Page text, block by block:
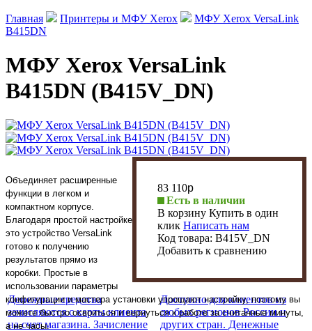
Главная Принтеры и МФУ Xerox
МФУ Xerox VersaLink
B415DN
МФУ Xerox VersaLink
B415DN (B415V_DN)
83 110p
Есть в наличии
В корзину Купить в один
клик Написать нам
Код товара: B415V_DN
Добавить к сравнению
Объединяет расширенные
функции в легком и
компактном корпусе.
Благодаря простой настройке
это устройство VersaLink
готово к получению
результатов прямо из
коробки. Простые в
использовании параметры
конфигурации и мастера установки упрощают настройку, поэтому вы
можете быстро освоиться и вернуться к работе за считанные минуты,
а не часы.
Денежные средства
зачисляются с карты клиента
на счет магазина. Зачисление
Доступно для клиентов из
любых регионов России и
других стран. Денежные